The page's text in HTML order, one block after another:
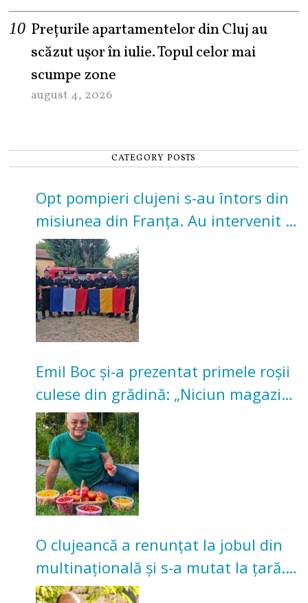
Prețurile apartamentelor din Cluj au
scăzut ușor în iulie. Topul celor mai
scumpe zone
august 4, 2026
CATEGORY POSTS
Opt pompieri clujeni s-au întors din
misiunea din Franța. Au intervenit la
incendii de vegetație și pădure
Emil Boc și-a prezentat primele roșii
culese din grădină: „Niciun magazin
nu poate oferi această satisfacție”
O clujeancă a renunțat la jobul din
multinațională și s-a mutat la țară.
Acum cultivă legume în grădina